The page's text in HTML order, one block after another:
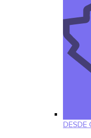
DESDE